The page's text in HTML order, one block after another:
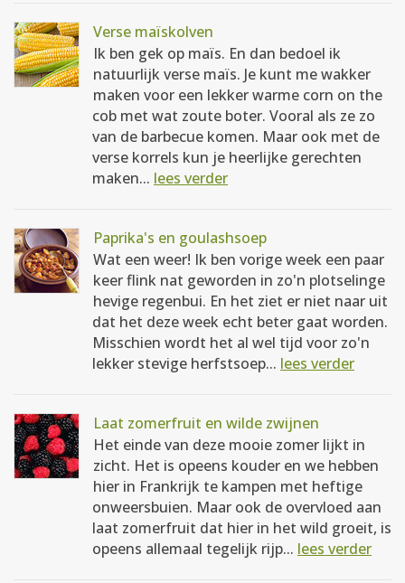
Verse maïskolven
Ik ben gek op maïs. En dan bedoel ik
natuurlijk verse maïs. Je kunt me wakker
maken voor een lekker warme corn on the
cob met wat zoute boter. Vooral als ze zo
van de barbecue komen. Maar ook met de
verse korrels kun je heerlijke gerechten
maken... lees verder
Paprika's en goulashsoep
Wat een weer! Ik ben vorige week een paar
keer flink nat geworden in zo'n plotselinge
hevige regenbui. En het ziet er niet naar uit
dat het deze week echt beter gaat worden.
Misschien wordt het al wel tijd voor zo'n
lekker stevige herfstsoep... lees verder
Laat zomerfruit en wilde zwijnen
Het einde van deze mooie zomer lijkt in
zicht. Het is opeens kouder en we hebben
hier in Frankrijk te kampen met heftige
onweersbuien. Maar ook de overvloed aan
laat zomerfruit dat hier in het wild groeit, is
opeens allemaal tegelijk rijp... lees verder